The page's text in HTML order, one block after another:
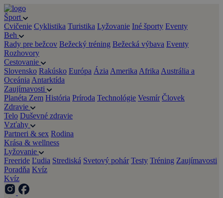
Šport
Cvičenie Cyklistika Turistika Lyžovanie Iné športy Eventy
Beh
Rady pre bežcov Bežecký tréning Bežecká výbava Eventy
Rozhovory
Cestovanie
Slovensko Rakúsko Európa Ázia Amerika Afrika Austrália a
Oceánia Antarktída
Zaujímavosti
Planéta Zem História Príroda Technológie Vesmír Človek
Zdravie
Telo Duševné zdravie
Vzťahy
Partneri & sex Rodina
Krása & wellness
Lyžovanie
Freeride Ľudia Strediská Svetový pohár Testy Tréning Zaujímavosti
Poradňa Kvíz
Kvíz